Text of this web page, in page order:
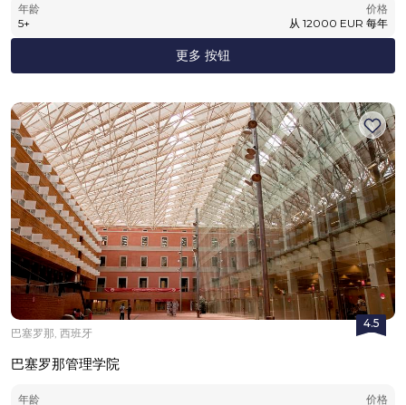
年龄
5+
价格
从 12000 EUR 每年
更多 按钮
4.5
巴塞罗那, 西班牙
巴塞罗那管理学院
年龄 价格